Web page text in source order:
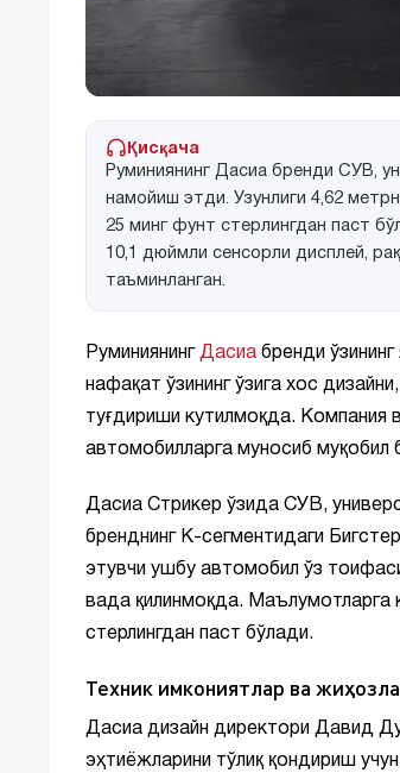
Қисқача
Руминиянинг Дасиа бренди СУВ,
намойиш этди. Узунлиги 4,62
25 минг фунт стерлингдан паст
10,1 дюймли сенсорли дисплей,
таъминланган.
Руминиянинг Дасиа бренди ўзининг
нафақат ўзининг ўзига хос
туғдириши кутилмоқда. Компания
автомобилларга муносиб муқобил
Дасиа Стрикер ўзида СУВ,
бренднинг К-сегментидаги
этувчи ушбу автомобил ўз
вада қилинмоқда. Маълумотларга
стерлингдан паст бўлади.
Техник имкониятлар ва
Дасиа дизайн директори Давид
эҳтиёжларини тўлиқ қондириш